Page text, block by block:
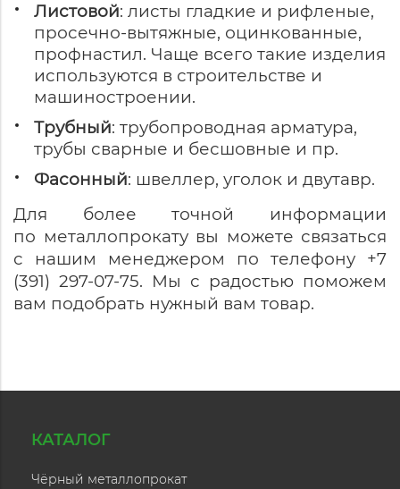
Листовой: листы гладкие и рифленые,
просечно-вытяжные, оцинкованные,
профнастил. Чаще всего такие изделия
используются в строительстве и
машиностроении.
Трубный: трубопроводная арматура,
трубы сварные и бесшовные и пр.
Фасонный: швеллер, уголок и двутавр.
Для более точной информации
по металлопрокату вы можете связаться
с нашим менеджером по телефону +7
(391) 297-07-75. Мы с радостью поможем
вам подобрать нужный вам товар.
КАТАЛОГ
Чёрный металлопрокат